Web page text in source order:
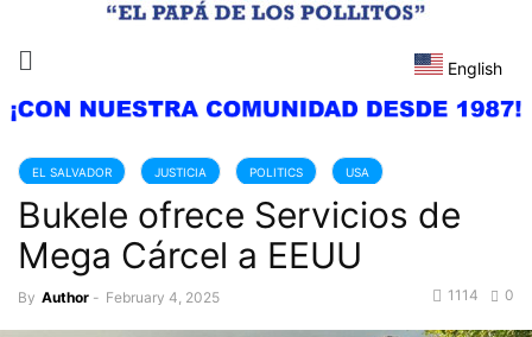
English
EL SALVADOR JUSTICIA POLITICS USA
Bukele ofrece Servicios de
Mega Cárcel a EEUU
By Author - February 4, 2025 0
1114